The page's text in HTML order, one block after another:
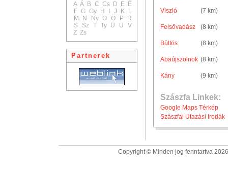
A Á B C Cs D E É
F G Gy H J K
L
M
N Ny O Ö P
R
S
Sz T Ty U Ü
V
Z Zs
Partnerek
Viszló (7 km)
Felsővadász (8 km)
Büttös (8 km)
Abaújszolnok (8 km)
Kány (9 km)
Szászfa Linkek:
Google Maps Térkép
Szászfai Utazási Irodák
Copyright © Minden jog fenntartva